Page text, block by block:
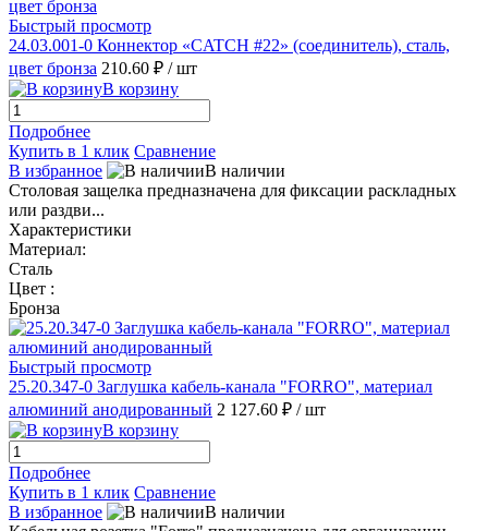
Быстрый просмотр
24.03.001-0 Коннектор «CATCH #22» (соединитель), сталь,
цвет бронза 210.60 ₽ / шт
В корзину
Подробнее
Купить в 1 клик Сравнение
В избранное
В наличии
Столовая защелка предназначена для фиксации раскладных
или раздви...
Характеристики
Материал:
Сталь
Цвет :
Бронза
Быстрый просмотр
25.20.347-0 Заглушка кабель-канала "FORRO", материал
алюминий анодированный 2 127.60 ₽ / шт
В корзину
Подробнее
Купить в 1 клик Сравнение
В избранное
В наличии